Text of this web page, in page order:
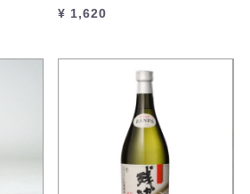
¥ 1,620